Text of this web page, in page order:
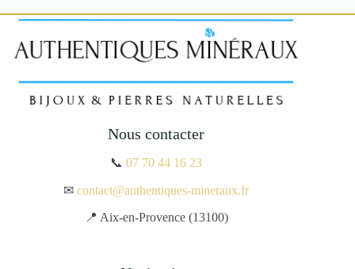
Nous contacter
📞07 70 44 16 23
✉contact@authentiques-mineraux.fr
📍 Aix-en-Provence (13100)